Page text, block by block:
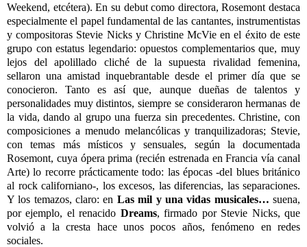
Weekend, etcétera). En su debut como directora, Rosemont destaca
especialmente el papel fundamental de las cantantes, instrumentistas
y compositoras Stevie Nicks y Christine McVie en el éxito de este
grupo con estatus legendario: opuestos complementarios que, muy
lejos del apolillado cliché de la supuesta rivalidad femenina,
sellaron una amistad inquebrantable desde el primer día que se
conocieron. Tanto es así que, aunque dueñas de talentos y
personalidades muy distintos, siempre se consideraron hermanas de
la vida, dando al grupo una fuerza sin precedentes. Christine, con
composiciones a menudo melancólicas y tranquilizadoras; Stevie,
con temas más místicos y sensuales, según la documentada
Rosemont, cuya ópera prima (recién estrenada en Francia vía canal
Arte) lo recorre prácticamente todo: las épocas -del blues británico
al rock californiano-, los excesos, las diferencias, las separaciones.
Y los temazos, claro: en Las mil y una vidas musicales… suena,
por ejemplo, el renacido Dreams, firmado por Stevie Nicks, que
volvió a la cresta hace unos pocos años, fenómeno en redes
sociales.